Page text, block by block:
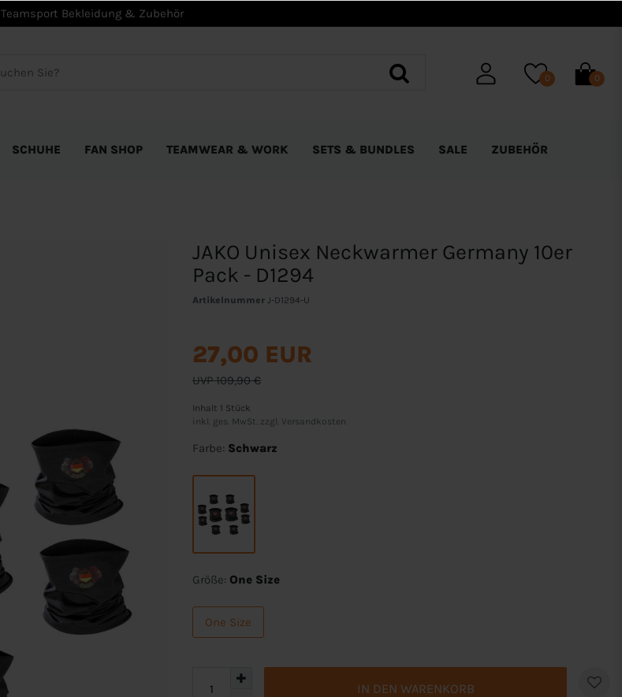
Teamsport Bekleidung & Zubehör
0 0
SCHUHE FAN SHOP TEAMWEAR & WORK SETS & BUNDLES SALE ZUBEHÖR
JAKO Unisex Neckwarmer Germany 10er
Pack - D1294
Artikelnummer J-D1294-U
UVP 109,90 €
27,00 EUR
Inhalt 1 Stück
inkl. ges. MwSt. zzgl.
Versandkosten
Farbe: Schwarz
Größe: One Size
One Size
IN DEN WARENKORB